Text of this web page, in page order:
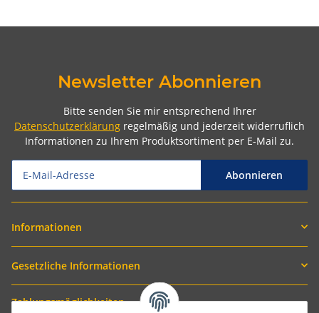
Newsletter Abonnieren
Bitte senden Sie mir entsprechend Ihrer
Datenschutzerklärung regelmäßig und jederzeit widerruflich
Informationen zu Ihrem Produktsortiment per E-Mail zu.
Abonnieren
Informationen
Gesetzliche Informationen
Zahlungsmöglichkeiten